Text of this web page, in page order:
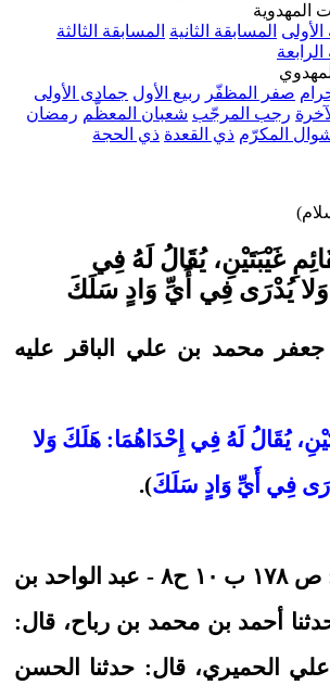
المهدوية
الأولى المسابقة الثانية المسابقة الثالثة
صفر المظفّر ربيع الأول جمادى الأولى
رجب المرجّب شعبان المعظّم رمضان
المكرّم ذي القعدة ذي الحجة
غَيْبَتَيْنِ، يُقَالُ لَهُ فِي
وَلا يُدْرَى فِي أَيِّ وَادٍ سَلَكَ
جعفر محمد بن علي الباقر عليه
يُقَالُ لَهُ فِي إِحْدَاهُمَا: هَلَكَ وَلا
فِي أَيِّ وَادٍ سَلَكَ).
ص ١٧٨ ب ١٠ ح٨ - عبد الواحد بن
أحمد بن محمد بن رباح، قال:
الحميري، قال: حدثنا الحسن